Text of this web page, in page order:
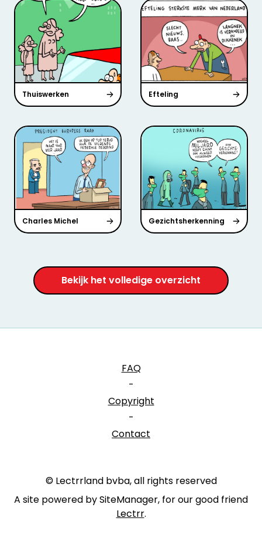
Thuiswerken Efteling
Charles Michel Gezichtsherkenning
Bekijk het volledige overzicht
FAQ
-
Copyright
-
Contact
© Lectrrland bvba, all rights reserved
A site powered by SiteManager, for our good friend
Lectrr.